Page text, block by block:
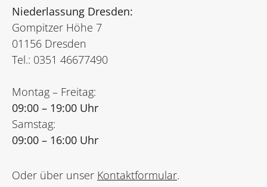
Niederlassung Dresden:
Gompitzer Höhe 7
01156 Dresden
Tel.: 0351 46677490
Montag – Freitag:
09:00 – 19:00 Uhr
Samstag:
09:00 – 16:00 Uhr
Oder über unser Kontaktformular.